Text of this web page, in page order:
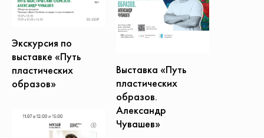
Экскурсия по
выставке «Путь
пластических
образов»
Выставка «Путь
пластических
образов.
Александр
Чувашев»